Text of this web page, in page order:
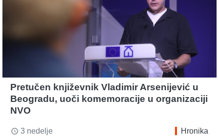
Pretučen književnik Vladimir Arsenijević u
Beogradu, uoči komemoracije u organizaciji
NVO
access_time 3 nedelje Hronika